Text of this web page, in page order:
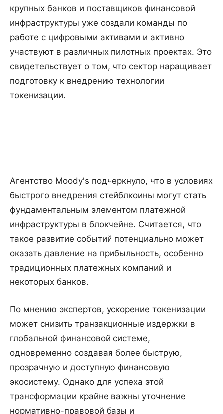
крупных банков и поставщиков финансовой
инфраструктуры уже создали команды по
работе с цифровыми активами и активно
участвуют в различных пилотных проектах. Это
свидетельствует о том, что сектор наращивает
подготовку к внедрению технологии
токенизации.
Агентство Moody's подчеркнуло, что в условиях
быстрого внедрения стейблкоины могут стать
фундаментальным элементом платежной
инфраструктуры в блокчейне. Считается, что
такое развитие событий потенциально может
оказать давление на прибыльность, особенно
традиционных платежных компаний и
некоторых банков.
По мнению экспертов, ускорение токенизации
может снизить транзакционные издержки в
глобальной финансовой системе,
одновременно создавая более быструю,
прозрачную и доступную финансовую
экосистему. Однако для успеха этой
трансформации крайне важны уточнение
нормативно-правовой базы и